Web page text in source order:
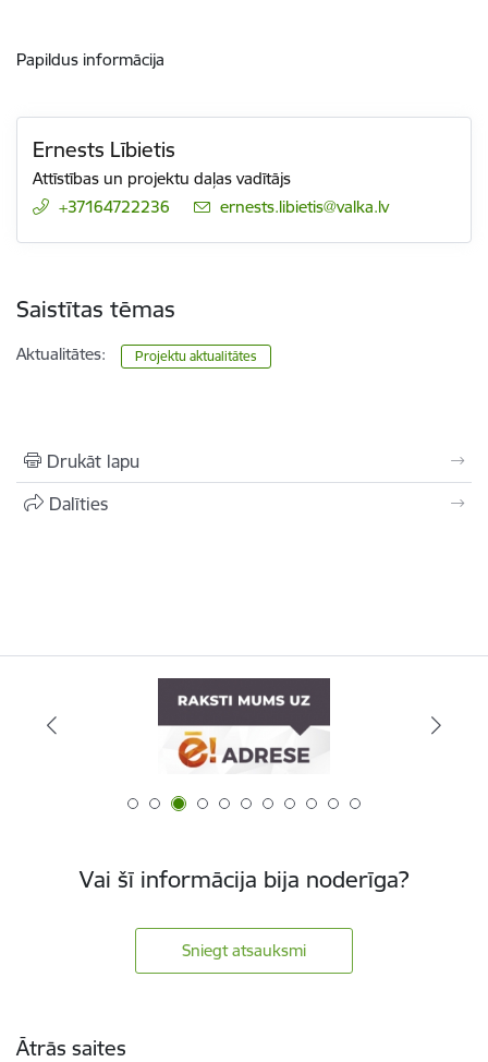
Papildus informācija
Ernests Lībietis
Attīstības un projektu daļas vadītājs
+37164722236
E-pasts:
ernests.libietis@valka.lv
Saistītas tēmas
Aktualitātes: Projektu aktualitātes
Drukāt lapu
Dalīties
Vai šī informācija bija noderīga?
Sniegt atsauksmi
Ātrās saites